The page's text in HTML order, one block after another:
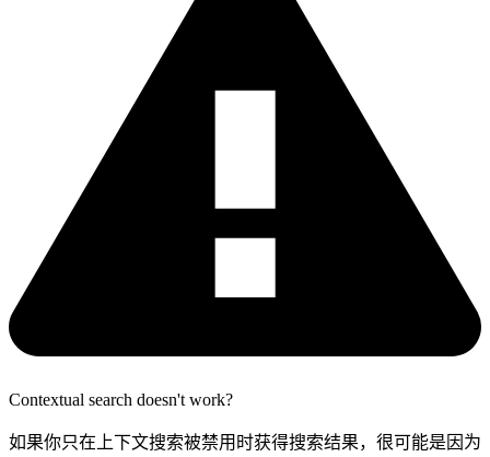
Contextual search doesn't work?
如果你只在上下文搜索被禁用时获得搜索结果，很可能是因为